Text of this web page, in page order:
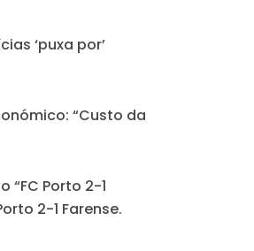
‘puxa por’
: “Custo da
“FC Porto 2-1
2-1 Farense.